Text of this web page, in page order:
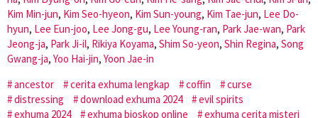
Kim Min-jun, Kim Seo-hyeon, Kim Sun-young, Kim Tae-jun, Lee Do-
hyun, Lee Eun-joo, Lee Jong-gu, Lee Young-ran, Park Jae-wan, Park
Jeong-ja, Park Ji-il, Rikiya Koyama, Shim So-yeon, Shin Regina, Song
Gwang-ja, Yoo Hai-jin, Yoon Jae-in
ancestor
cerita exhuma lengkap coffin
curse
distressing
download exhuma 2024
evil spirits
exhuma 2024
exhuma bioskop online exhuma cerita misteri